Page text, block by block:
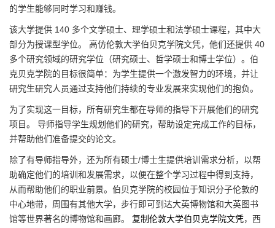
的学生能够同时学习和赚钱。
该大学提供 140 多个文学硕士、理学硕士和法学硕士课程，其中大
部分为授课型学位。 高仿伦敦大学伯贝克学院文凭，他们还提供 40
多个研究领域的研究学位（研究硕士、哲学硕士和博士学位）。伯
克贝克学院的目标很简单：为学生提供一个激发智力的环境，并让
研究生研究人员通过支持他们持续的专业发展来实现他们的抱负。
为了实现这一目标，所有研究生都在导师的指导下开展他们的研究
项目。 导师指导学生规划他们的研究，帮助设定完成工作的目标，
并帮助他们准备提交的论文。
除了有导师指导外，还为所有硕士/博士生提供培训需求分析，以帮
助确定他们的培训和发展需求，以便在整个学习过程中得到支持，
从而帮助他们的职业前景。伯贝克学院的校园位于知识分子伦敦的
中心地带，周围有其他大学，步行即可到达大英博物馆和大英图书
馆等世界著名的博物馆和画廊。 复制伦敦大学伯贝克学院文凭，西